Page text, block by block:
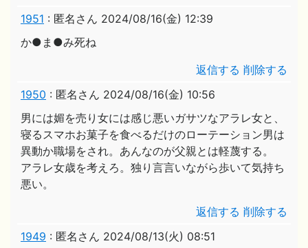
1951 : 匿名さん 2024/08/16(金) 12:39
か●ま●み死ね
返信する 削除する
1950 : 匿名さん 2024/08/16(金) 10:56
男には媚を売り女には感じ悪いガサツなアラレ女と、
寝るスマホお菓子を食べるだけのローテーション男は
異動か職場をされ。あんなのが父親とは軽蔑する。
アラレ女歳を考えろ。独り言言いながら歩いて気持ち
悪い。
返信する 削除する
1949 : 匿名さん 2024/08/13(火) 08:51